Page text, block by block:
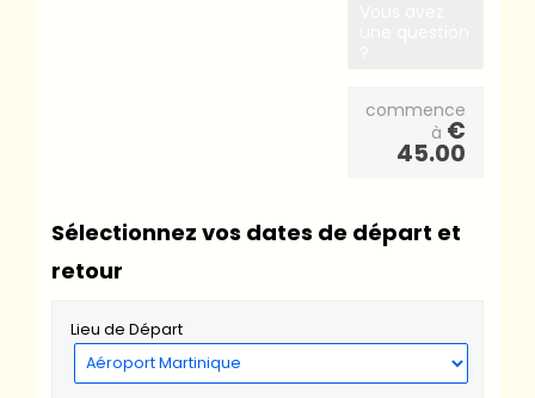
commence
à €
45.00
Sélectionnez vos dates de départ et
retour
Lieu de Départ